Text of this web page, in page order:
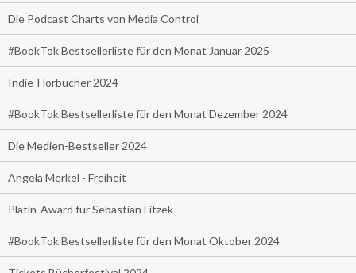
Die Podcast Charts von Media Control
#BookTok Bestsellerliste für den Monat Januar 2025
Indie-Hörbücher 2024
#BookTok Bestsellerliste für den Monat Dezember 2024
Die Medien-Bestseller 2024
Angela Merkel - Freiheit
Platin-Award für Sebastian Fitzek
#BookTok Bestsellerliste für den Monat Oktober 2024